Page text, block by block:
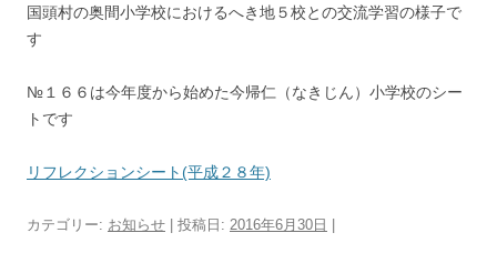
国頭村の奥間小学校におけるへき地５校との交流学習の様子で
す
№１６６は今年度から始めた今帰仁（なきじん）小学校のシー
トです
リフレクションシート(平成２８年)
カテゴリー: お知らせ | 投稿日: 2016年6月30日